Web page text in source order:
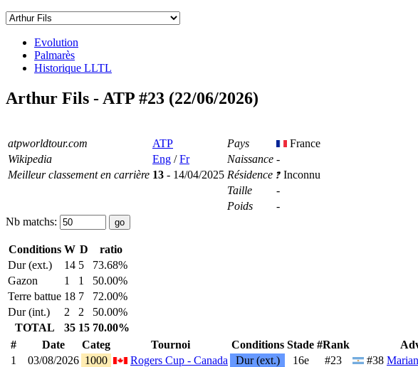
Evolution
Palmarès
Historique LLTL
Arthur Fils - ATP #23 (22/06/2026)
atpworldtour.com ATP Pays
France
Wikipedia
Eng /Fr Naissance -
Meilleur classement en carrière 13 - 14/04/2025 Résidence
Inconnu
Taille
-
Poids
-
Nb matchs:
Conditions W D
ratio
Dur (ext.)
14 5
73.68%
Gazon
1 1
50.00%
Terre battue 18 7
72.00%
Dur (int.)
2 2
50.00%
TOTAL
35 15 70.00%
#
Date Categ Tournoi Conditions Stade #Rank
1
03/08/2026 1000 Rogers Cup - Canada Dur (ext.) 16e #23 #38